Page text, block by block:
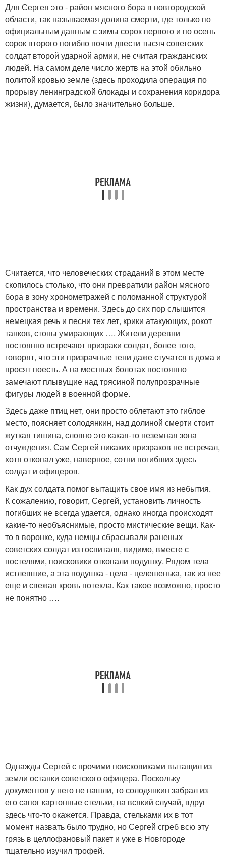
Для Сергея это - район мясного бора в новгородской
области, так называемая долина смерти, где только по
официальным данным с зимы сорок первого и по осень
сорок второго погибло почти двести тысяч советских
солдат второй ударной армии, не считая гражданских
людей. На самом деле число жертв на этой обильно
политой кровью земле (здесь проходила операция по
прорыву ленинградской блокады и сохранения коридора
жизни), думается, было значительно больше.
Считается, что человеческих страданий в этом месте
скопилось столько, что они превратили район мясного
бора в зону хронометражей с поломанной структурой
пространства и времени. Здесь до сих пор слышится
немецкая речь и песни тех лет, крики атакующих, рокот
танков, стоны умирающих …. Жители деревни
постоянно встречают призраки солдат, более того,
говорят, что эти призрачные тени даже стучатся в дома и
просят поесть. А на местных болотах постоянно
замечают плывущие над трясиной полупрозрачные
фигуры людей в военной форме.
Здесь даже птиц нет, они просто облетают это гиблое
место, поясняет солодянкин, над долиной смерти стоит
жуткая тишина, словно это какая-то неземная зона
отчуждения. Сам Сергей никаких призраков не встречал,
хотя откопал уже, наверное, сотни погибших здесь
солдат и офицеров.
Как дух солдата помог вытащить свое имя из небытия.
К сожалению, говорит, Сергей, установить личность
погибших не всегда удается, однако иногда происходят
какие-то необъяснимые, просто мистические вещи. Как-
то в воронке, куда немцы сбрасывали раненых
советских солдат из госпиталя, видимо, вместе с
постелями, поисковики откопали подушку. Рядом тела
истлевшие, а эта подушка - цела - целешенька, так из нее
еще и свежая кровь потекла. Как такое возможно, просто
не понятно ….
Однажды Сергей с прочими поисковиками вытащил из
земли останки советского офицера. Поскольку
документов у него не нашли, то солодянкин забрал из
его сапог картонные стельки, на всякий случай, вдруг
здесь что-то окажется. Правда, стельками их в тот
момент назвать было трудно, но Сергей сгреб всю эту
грязь в целлофановый пакет и уже в Новгороде
тщательно изучил трофей.